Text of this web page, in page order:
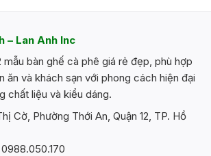
– Lan Anh Inc
mẫu bàn ghế cà phê giá rẻ đẹp, phù hợp
ăn và khách sạn với phong cách hiện đại
chất liệu và kiểu dáng.
Cờ, Phường Thới An, Quận 12, TP. Hồ
0988.050.170